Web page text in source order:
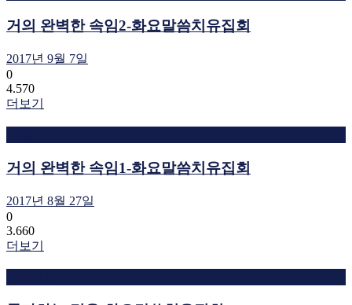
거의 완벽한 속임2-화요말씀치유집회
2017년 9월 7일
0
4.570
더보기
거의 완벽한 속임1-화요말씀치유집회
2017년 8월 27일
0
3.660
더보기